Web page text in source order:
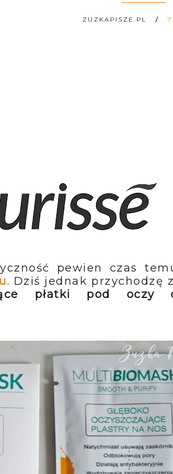
ZUZKAPISZE.PL
pewien czas
. Dziś jednak przychodzę
płatki pod oczy